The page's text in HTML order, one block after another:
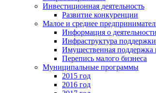
Инвестиционная деятельность
Развитие конкуренции
Малое и среднее
Информация о
Инфраструктура
Имущественная поддержка
Перепись малого бизнеса
Муниципальные программы
2015 год
2016 год